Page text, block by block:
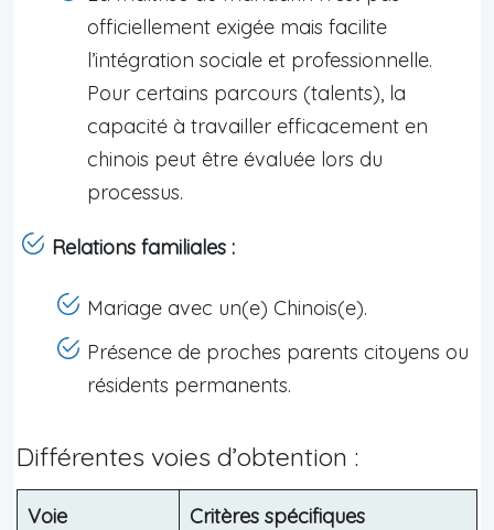
officiellement exigée mais facilite
l’intégration sociale et professionnelle.
Pour certains parcours (talents), la
capacité à travailler efficacement en
chinois peut être évaluée lors du
processus.
Relations familiales :
Mariage avec un(e) Chinois(e).
Présence de proches parents citoyens ou
résidents permanents.
Différentes voies d’obtention :
Voie Critères spécifiques